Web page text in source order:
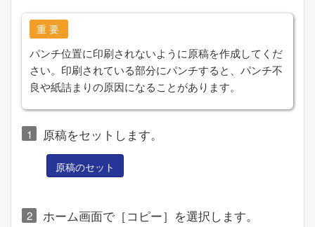
重要
パンチ位置に印刷されないように原稿を作成してくだ
さい。印刷されている部分にパンチすると、パンチ不
良や紙詰まりの原因になることがあります。
原稿をセットします。
原稿のセット
ホーム画面で［コピー］を選択します。